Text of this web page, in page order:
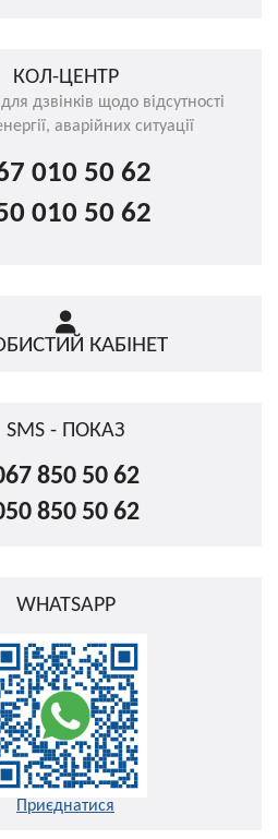
КОЛ-ЦЕНТР
дзвінків щодо відсутності
аварійних ситуації
010 50 62
010 50 62
КАБІНЕТ
SMS - ПОКАЗ
850 50 62
850 50 62
WHATSAPP
Приєднатися